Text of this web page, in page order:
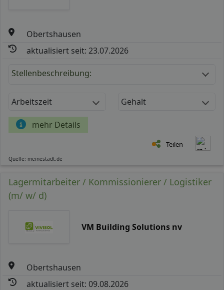
Obertshausen
aktualisiert seit: 23.07.2026
Stellenbeschreibung:
Arbeitszeit Gehalt
mehr Details
Teilen
Quelle: meinestadt.de
Lagermitarbeiter / Kommissionierer / Logistiker
(m/ w/ d)
VM Building Solutions nv
Obertshausen
aktualisiert seit: 09.08.2026